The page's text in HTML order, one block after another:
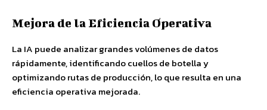
Mejora de la Eficiencia Operativa
La IA puede analizar grandes volúmenes de datos
rápidamente, identificando cuellos de botella y
optimizando rutas de producción, lo que resulta en una
eficiencia operativa mejorada.